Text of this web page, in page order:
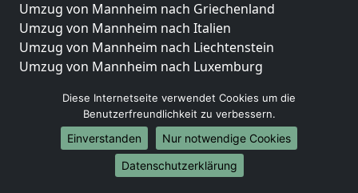
Umzug von Mannheim nach Griechenland
Umzug von Mannheim nach Italien
Umzug von Mannheim nach Liechtenstein
Umzug von Mannheim nach Luxemburg
Umzug von Mannheim nach Norwegen
Umzüge-Deutschlandweit
Umzug von Mannheim nach Berlin
Umzug von Mannheim nach Hamburg
Diese Internetseite verwendet Cookies um die
Benutzerfreundlichkeit zu verbessern.
Einverstanden
Nur notwendige Cookies
Datenschutzerklärung